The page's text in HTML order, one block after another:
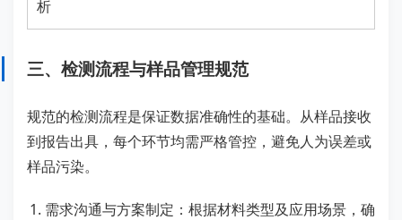
析
三、检测流程与样品管理规范
规范的检测流程是保证数据准确性的基础。从样品接收
到报告出具，每个环节均需严格管控，避免人为误差或
样品污染。
需求沟通与方案制定：根据材料类型及应用场景，确